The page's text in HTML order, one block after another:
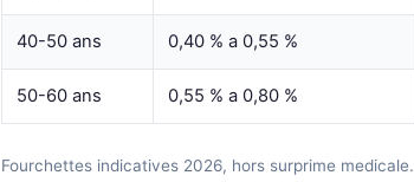
40-50 ans 0,40 % a 0,55 %
50-60 ans 0,55 % a 0,80 %
Fourchettes indicatives 2026, hors surprime